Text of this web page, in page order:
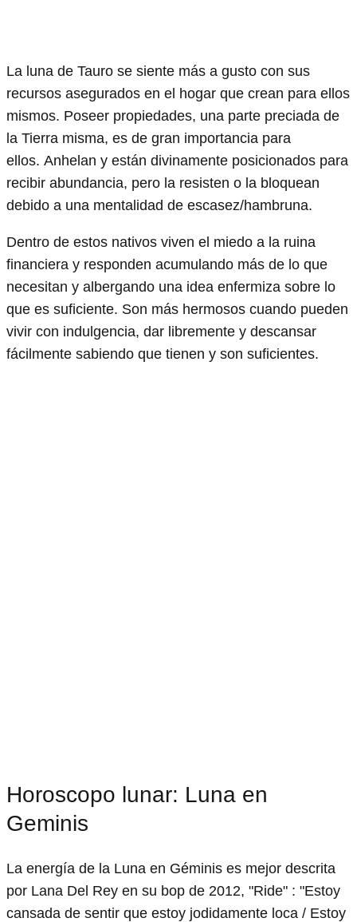
La luna de Tauro se siente más a gusto con sus
recursos asegurados en el hogar que crean para ellos
mismos. Poseer propiedades, una parte preciada de
la Tierra misma, es de gran importancia para
ellos. Anhelan y están divinamente posicionados para
recibir abundancia, pero la resisten o la bloquean
debido a una mentalidad de escasez/hambruna.
Dentro de estos nativos viven el miedo a la ruina
financiera y responden acumulando más de lo que
necesitan y albergando una idea enfermiza sobre lo
que es suficiente. Son más hermosos cuando pueden
vivir con indulgencia, dar libremente y descansar
fácilmente sabiendo que tienen y son suficientes.
Horoscopo lunar: Luna en
Geminis
La energía de la Luna en Géminis es mejor descrita
por Lana Del Rey en su bop de 2012, "Ride" : "Estoy
cansada de sentir que estoy jodidamente loca / Estoy